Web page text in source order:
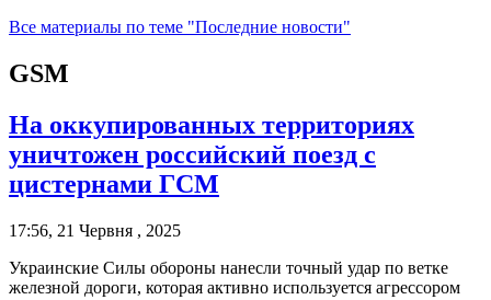
Все материалы по теме "Последние новости"
GSM
На оккупированных территориях
уничтожен российский поезд с
цистернами ГСМ
17:56, 21 Червня , 2025
Украинские Силы обороны нанесли точный удар по ветке
железной дороги, которая активно используется агрессором